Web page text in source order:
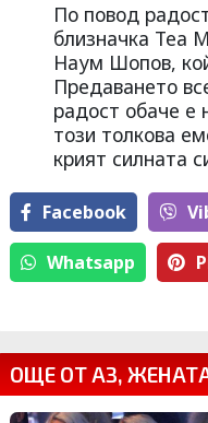
По повод
близначка Теа
Наум Шопов,
Предаването
радост обаче е
този толкова
крият силната
Facebook
Whatsapp
ОЩЕ ОТ АЗ,